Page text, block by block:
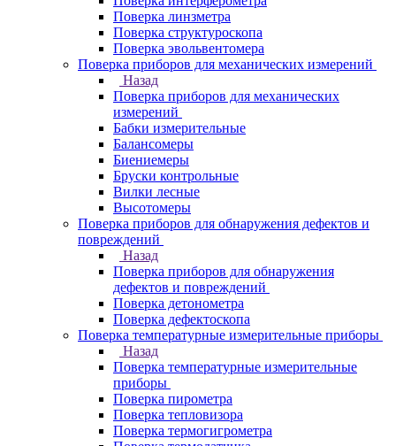
Поверка линзметра
Поверка структуроскопа
Поверка эвольвентомера
Поверка приборов для механических измерений
Назад
Поверка приборов для механических
измерений
Бабки измерительные
Балансомеры
Биениемеры
Бруски контрольные
Вилки лесные
Высотомеры
Поверка приборов для обнаружения дефектов и
повреждений
Назад
Поверка приборов для обнаружения
дефектов и повреждений
Поверка детонометра
Поверка дефектоскопа
Поверка температурные измерительные приборы
Назад
Поверка температурные измерительные
приборы
Поверка пирометра
Поверка тепловизора
Поверка термогигрометра